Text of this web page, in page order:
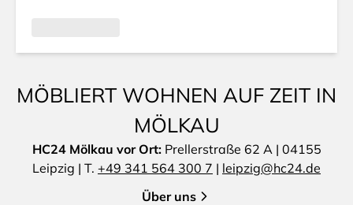
MÖBLIERT WOHNEN AUF ZEIT IN
MÖLKAU
HC24 Mölkau vor Ort: Prellerstraße 62 A | 04155
Leipzig | T. +49 341 564 300 7 | leipzig@hc24.de
Über uns